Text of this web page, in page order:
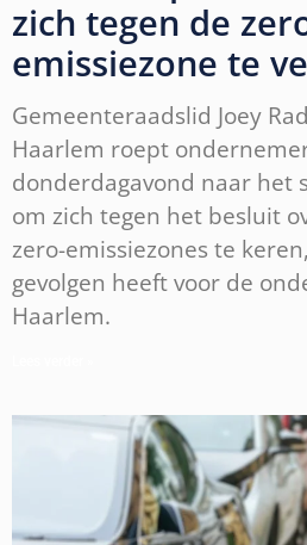
zich tegen de
emissiezone te
Gemeenteraadslid Joey
Haarlem roept
donderdagavond naar het
om zich tegen het besluit
zero-emissiezones te
gevolgen heeft voor de
Haarlem.